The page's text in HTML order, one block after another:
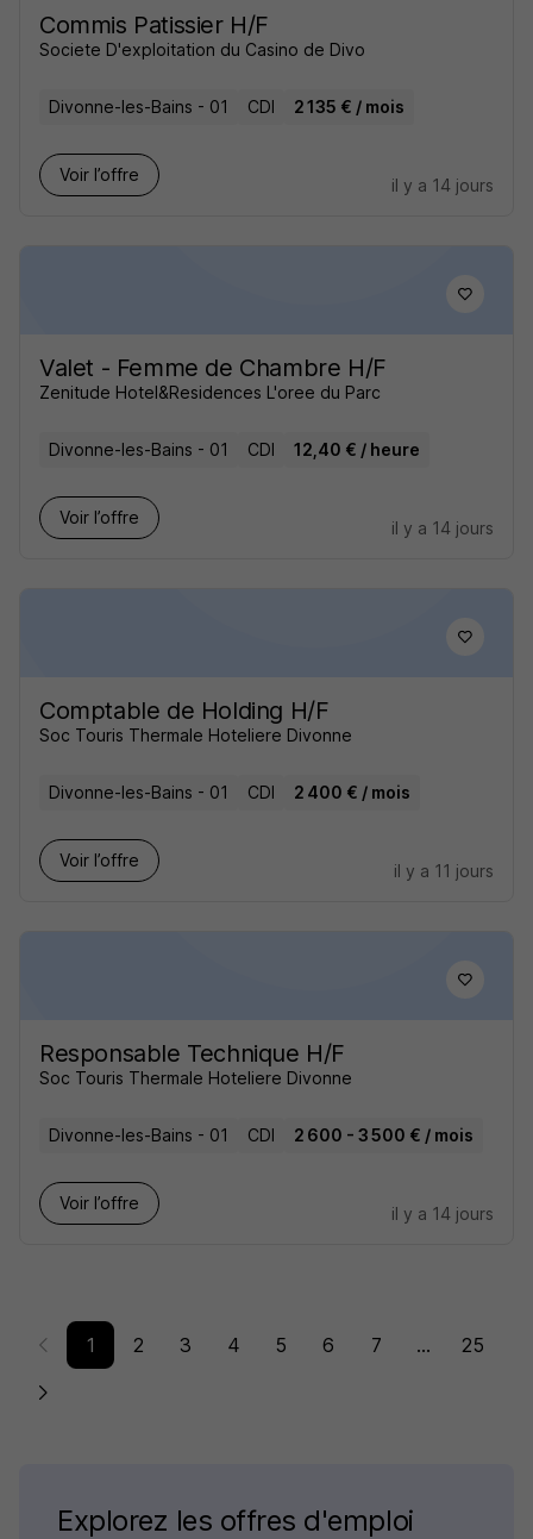
Commis Patissier H/F
Societe D'exploitation du Casino de Divo
Divonne-les-Bains - 01 CDI 2 135 € / mois
Voir l’offre
il y a 14 jours
Valet - Femme de Chambre H/F
Zenitude Hotel&Residences L'oree du Parc
Divonne-les-Bains - 01 CDI 12,40 € / heure
Voir l’offre
il y a 14 jours
Comptable de Holding H/F
Soc Touris Thermale Hoteliere Divonne
Divonne-les-Bains - 01 CDI 2 400 € / mois
Voir l’offre
il y a 11 jours
Responsable Technique H/F
Soc Touris Thermale Hoteliere Divonne
Divonne-les-Bains - 01 CDI 2 600 - 3 500 € / mois
Voir l’offre
il y a 14 jours
1 2 3 4 5 6 7 ... 25
Explorez les offres d'emploi